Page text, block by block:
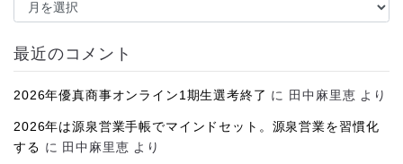
イ
最近のコメント
2026年優真商事オンライン1期生選考終了 に 田中麻里恵 より
2026年は源泉営業手帳でマインドセット。源泉営業を習慣化
する に 田中麻里恵 より